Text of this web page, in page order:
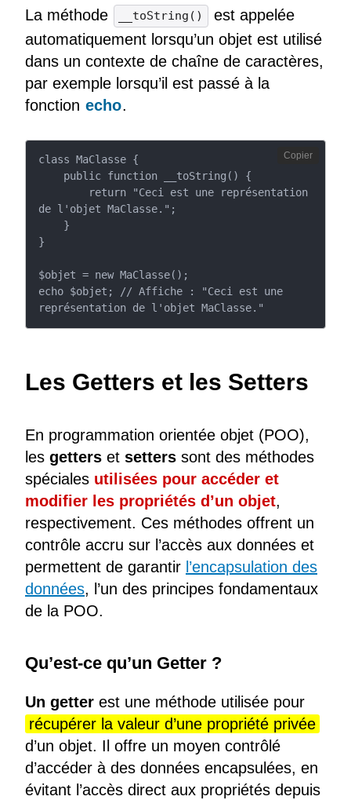
La méthode __toString()
est appelée
automatiquement lorsqu’un objet est utilisé
dans un contexte de chaîne de caractères,
par exemple lorsqu’il est passé à la
fonction echo.
class MaClasse {
de l'objet MaClasse.";
}
$objet = new MaClasse();
echo $objet; // Affiche : "Ceci est une
représentation de l'objet MaClasse."
Copier
Les Getters et les Setters
En programmation orientée objet (POO),
les getters et setters sont des méthodes
spéciales utilisées pour accéder et
modifier les propriétés d’un objet,
respectivement. Ces méthodes offrent un
contrôle accru sur l’accès aux données et
permettent de garantir l’encapsulation des
données, l’un des principes fondamentaux
de la POO.
Qu’est-ce qu’un Getter ?
Un getter est une méthode utilisée pour
récupérer la valeur d’une propriété privée
d’un objet. Il offre un moyen contrôlé
d’accéder à des données encapsulées, en
évitant l’accès direct aux propriétés depuis